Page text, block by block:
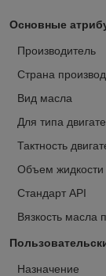
Основные
Производитель
Страна
Вид масла
Для типа
Тактность
Объем жидкости
Стандарт API
Вязкость масла
Назначение